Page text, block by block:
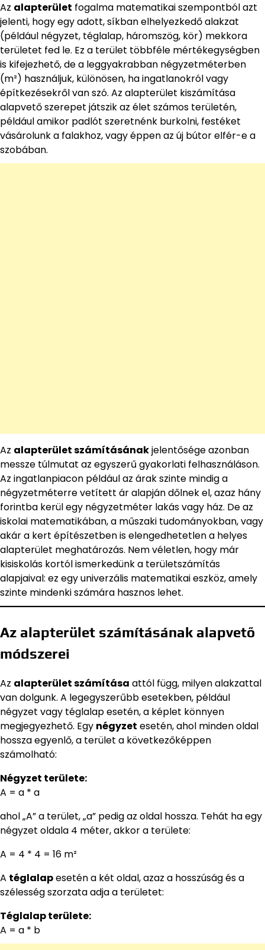
Az alapterület fogalma matematikai szempontból azt
jelenti, hogy egy adott, síkban elhelyezkedő alakzat
(például négyzet, téglalap, háromszög, kör) mekkora
területet fed le. Ez a terület többféle mértékegységben
is kifejezhető, de a leggyakrabban négyzetméterben
(m²) használjuk, különösen, ha ingatlanokról vagy
építkezésekről van szó. Az alapterület kiszámítása
alapvető szerepet játszik az élet számos területén,
például amikor padlót szeretnénk burkolni, festéket
vásárolunk a falakhoz, vagy éppen az új bútor elfér-e a
szobában.
Az alapterület számításánakjelentősége azonban
messze túlmutat az egyszerű gyakorlati felhasználáson.
Az ingatlanpiacon például az árak szinte mindig a
négyzetméterre vetített ár alapján dőlnek el, azaz hány
forintba kerül egy négyzetméter lakás vagy ház. De az
iskolai matematikában, a műszaki tudományokban, vagy
akár a kert építészetben is elengedhetetlen a helyes
alapterület meghatározás. Nem véletlen, hogy már
kisiskolás kortól ismerkedünk a területszámítás
alapjaival: ez egy univerzális matematikai eszköz, amely
szinte mindenki számára hasznos lehet.
Az alapterület számításának alapvető
módszerei
Az alapterület számítása attól függ, milyen alakzattal
van dolgunk. A legegyszerűbb esetekben, például
négyzet vagy téglalap esetén, a képlet könnyen
megjegyezhető. Egy négyzet esetén, ahol minden oldal
hossza egyenlő, a terület a következőképpen
számolható:
Négyzet területe:
A = a * a
ahol „A” a terület, „a” pedig az oldal hossza. Tehát ha egy
négyzet oldala 4 méter, akkor a területe:
A = 4 * 4 = 16 m²
A téglalapesetén a két oldal, azaz a hosszúság és a
szélesség szorzata adja a területet:
Téglalap területe:
A = a * b